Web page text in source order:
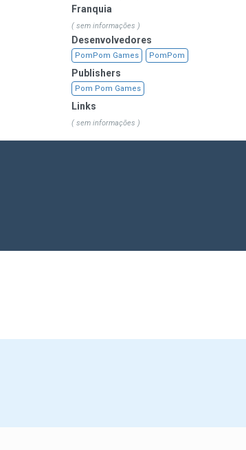
Franquia
( sem informações )
Desenvolvedores
PomPom Games PomPom
Publishers
Pom Pom Games
Links
( sem informações )